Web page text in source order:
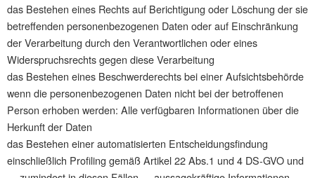
das Bestehen eines Rechts auf Berichtigung oder Löschung der sie
betreffenden personenbezogenen Daten oder auf Einschränkung
der Verarbeitung durch den Verantwortlichen oder eines
Widerspruchsrechts gegen diese Verarbeitung
das Bestehen eines Beschwerderechts bei einer Aufsichtsbehörde
wenn die personenbezogenen Daten nicht bei der betroffenen
Person erhoben werden: Alle verfügbaren Informationen über die
Herkunft der Daten
das Bestehen einer automatisierten Entscheidungsfindung
einschließlich Profiling gemäß Artikel 22 Abs.1 und 4 DS-GVO und